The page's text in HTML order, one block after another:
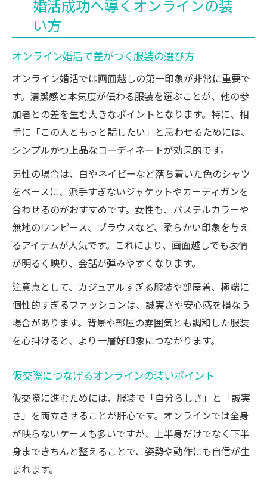
婚活成功へ導くオンラインの装
い方
オンライン婚活で差がつく服装の選び方
オンライン婚活では画面越しの第一印象が非常に重要で
す。清潔感と本気度が伝わる服装を選ぶことが、他の参
加者との差を生む大きなポイントとなります。特に、相
手に「この人ともっと話したい」と思わせるためには、
シンプルかつ上品なコーディネートが効果的です。
男性の場合は、白やネイビーなど落ち着いた色のシャツ
をベースに、派手すぎないジャケットやカーディガンを
合わせるのがおすすめです。女性も、パステルカラーや
無地のワンピース、ブラウスなど、柔らかい印象を与え
るアイテムが人気です。これにより、画面越しでも表情
が明るく映り、会話が弾みやすくなります。
注意点として、カジュアルすぎる服装や部屋着、極端に
個性的すぎるファッションは、誠実さや安心感を損なう
場合があります。背景や部屋の雰囲気とも調和した服装
を心掛けると、より一層好印象につながります。
仮交際につなげるオンラインの装いポイント
仮交際に進むためには、服装で「自分らしさ」と「誠実
さ」を両立させることが肝心です。オンラインでは全身
が映らないケースも多いですが、上半身だけでなく下半
身まできちんと整えることで、姿勢や動作にも自信が生
まれます。